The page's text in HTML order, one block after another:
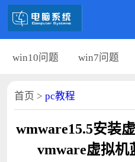
win10问题 win7问题
首页 > pc教程
wmware15.5安装
vmware虚拟机